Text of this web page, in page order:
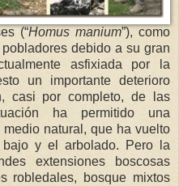
(“Homus manium”), como
debido a su gran
asfixiada por la
un importante deterioro
casi por completo, de las
ha permitido una
natural, que ha vuelto
y el arbolado. Pero la
extensiones boscosas
robledales, bosque mixtos